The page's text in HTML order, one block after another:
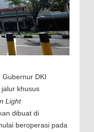
Gubernur DKI
khusus
Light
dibuat di
beroperasi pada